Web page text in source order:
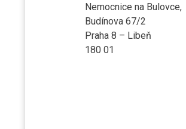
Nemocnice na Bulovce,
Budínova 67/2
Praha 8 – Libeň
180 01